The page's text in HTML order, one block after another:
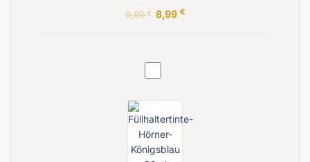
9,99€ 8,99€